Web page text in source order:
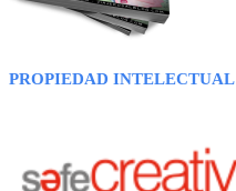
PROPIEDAD INTELECTUAL